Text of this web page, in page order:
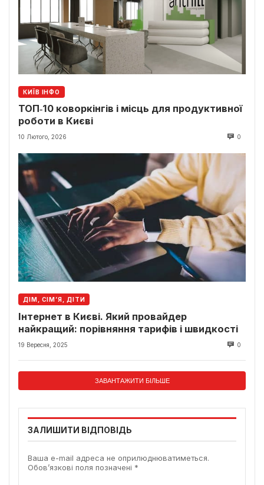
КИЇВ ІНФО
ТОП‑10 коворкінгів і місць для продуктивної
роботи в Києві
10 Лютого, 2026 0
ДІМ, СІМ’Я, ДІТИ
Інтернет в Києві. Який провайдер
найкращий: порівняння тарифів і швидкості
19 Вересня, 2025 0
ЗАВАНТАЖИТИ БІЛЬШЕ
ЗАЛИШИТИ ВІДПОВІДЬ
Ваша e-mail адреса не оприлюднюватиметься.
Обов’язкові поля позначені *